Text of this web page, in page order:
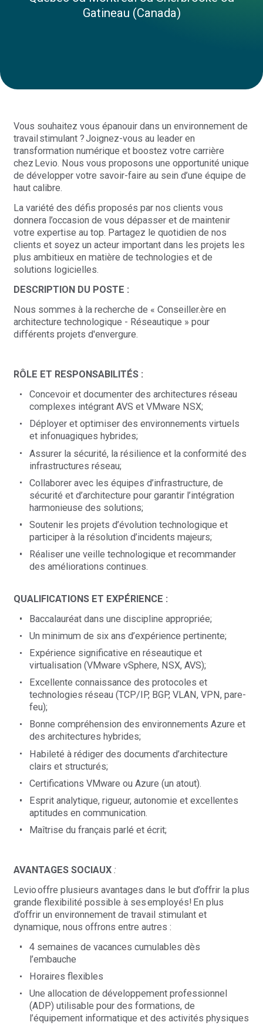
Gatineau (Canada)
Vous souhaitez vous épanouir dans un environnement de
travail stimulant ? Joignez-vous au leader en
transformation numérique et boostez votre carrière
chez Levio. Nous vous proposons une opportunité unique
de développer votre savoir-faire au sein d’une équipe de
haut calibre.
La variété des défis proposés par nos clients vous
donnera l’occasion de vous dépasser et de maintenir
votre expertise au top. Partagez le quotidien de nos
clients et soyez un acteur important dans les projets les
plus ambitieux en matière de technologies et de
solutions logicielles.
DESCRIPTION DU POSTE :
Nous sommes à la recherche de « Conseiller.ère en
architecture technologique - Réseautique » pour
différents projets d'envergure.
RÔLE ET RESPONSABILITÉS :
Concevoir et documenter des architectures réseau
complexes intégrant AVS et VMware NSX;
Déployer et optimiser des environnements virtuels
et infonuagiques hybrides;
Assurer la sécurité, la résilience et la conformité des
infrastructures réseau;
Collaborer avec les équipes d’infrastructure, de
sécurité et d’architecture pour garantir l’intégration
harmonieuse des solutions;
Soutenir les projets d’évolution technologique et
participer à la résolution d’incidents majeurs;
Réaliser une veille technologique et recommander
des améliorations continues.
QUALIFICATIONS ET EXPÉRIENCE :
Baccalauréat dans une discipline appropriée;
Un minimum de six ans d’expérience pertinente;
Expérience significative en réseautique et
virtualisation (VMware vSphere, NSX, AVS);
Excellente connaissance des protocoles et
technologies réseau (TCP/IP, BGP, VLAN, VPN, pare-
feu);
Bonne compréhension des environnements Azure et
des architectures hybrides;
Habileté à rédiger des documents d’architecture
clairs et structurés;
Certifications VMware ou Azure (un atout).
Esprit analytique, rigueur, autonomie et excellentes
aptitudes en communication.
Maîtrise du français parlé et écrit;
AVANTAGES SOCIAUX:
Levio offre plusieurs avantages dans le but d’offrir la plus
grande flexibilité possible à ses employés! En plus
d’offrir un environnement de travail stimulant et
dynamique, nous offrons entre autres :
4 semaines de vacances cumulables dès
l’embauche
Horaires flexibles
Une allocation de développement professionnel
(ADP) utilisable pour des formations, de
l’équipement informatique et des activités physiques